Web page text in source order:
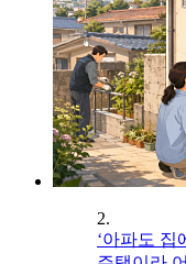
2.
‘아파도 집